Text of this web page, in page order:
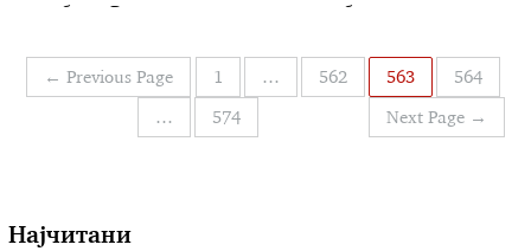
упорност ќе постигнете реален и конкретен успех.
…
Навигација
← Previous Page 1 … 562 563 564
… 574 Next Page →
Најчитани